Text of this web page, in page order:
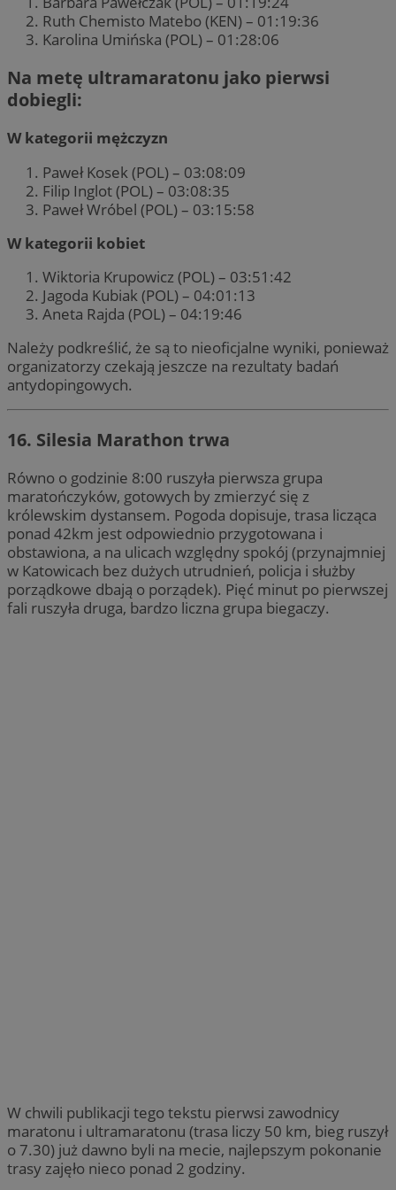
Ruth Chemisto Matebo (KEN) – 01:19:36
Karolina Umińska (POL) – 01:28:06
Na metę ultramaratonu jako pierwsi
dobiegli:
W kategorii mężczyzn
Paweł Kosek (POL) – 03:08:09
Filip Inglot (POL) – 03:08:35
Paweł Wróbel (POL) – 03:15:58
W kategorii kobiet
Wiktoria Krupowicz (POL) – 03:51:42
Jagoda Kubiak (POL) – 04:01:13
Aneta Rajda (POL) – 04:19:46
Należy podkreślić, że są to nieoficjalne wyniki, ponieważ
organizatorzy czekają jeszcze na rezultaty badań
antydopingowych.
16. Silesia Marathon trwa
Równo o godzinie 8:00 ruszyła pierwsza grupa
maratończyków, gotowych by zmierzyć się z
królewskim dystansem. Pogoda dopisuje, trasa licząca
ponad 42km jest odpowiednio przygotowana i
obstawiona, a na ulicach względny spokój (przynajmniej
w Katowicach bez dużych utrudnień, policja i służby
porządkowe dbają o porządek). Pięć minut po pierwszej
fali ruszyła druga, bardzo liczna grupa biegaczy.
W chwili publikacji tego tekstu pierwsi zawodnicy
maratonu i ultramaratonu (trasa liczy 50 km, bieg ruszył
o 7.30) już dawno byli na mecie, najlepszym pokonanie
trasy zajęło nieco ponad 2 godziny.